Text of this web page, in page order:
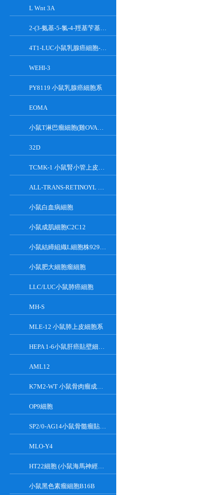
L Wnt 3A
2-(3-氨基-5-氯-4-羥基芐基)-1H-異吲哚-1,3(2H)-二酮
4T1-LUC小鼠乳腺癌細胞-熒光素酶標記
WEHI-3
PY8119 小鼠乳腺癌細胞系
EOMA
小鼠T淋巴瘤細胞(雞OVA基因修飾)
32D
TCMK-1 小鼠腎小管上皮細胞系
ALL-TRANS-RETINOYL B-GLUCURONIDE
小鼠白血病細胞
小鼠成肌細胞C2C12
小鼠結締組織L細胞株929克隆
小鼠肥大細胞瘤細胞
LLC/LUC小鼠肺癌細胞
MH-S
MLE-12 小鼠肺上皮細胞系
HEPA 1-6小鼠肝癌貼壁細胞系
AML12
K7M2-WT 小鼠骨肉瘤成骨細胞系
OP9細胞
SP2/0-AG14小鼠骨髓瘤貼壁細胞系
MLO-Y4
HT22細胞 (小鼠海馬神經元細胞) (STR鑒定正確)
小鼠黑色素瘤細胞B16B